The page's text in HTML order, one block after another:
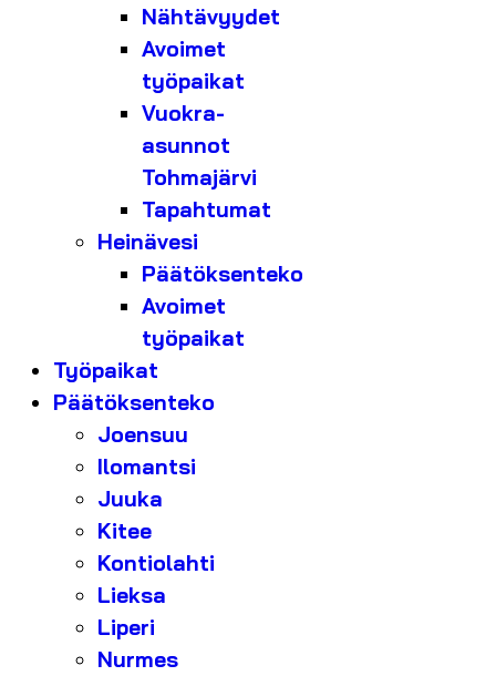
Nähtävyydet
Avoimet
työpaikat
Vuokra-
asunnot
Tohmajärvi
Tapahtumat
Heinävesi
Päätöksenteko
Avoimet
työpaikat
Työpaikat
Päätöksenteko
Joensuu
Ilomantsi
Juuka
Kitee
Kontiolahti
Lieksa
Liperi
Nurmes